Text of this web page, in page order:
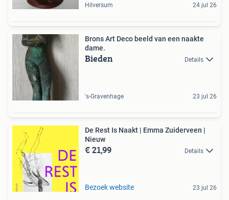
Hilversum 24 jul 26
Brons Art Deco beeld van een naakte
dame.
Bieden Details
's-Gravenhage 23 jul 26
De Rest Is Naakt | Emma Zuiderveen |
Nieuw
€ 21,99 Details
Bezoek website 23 jul 26